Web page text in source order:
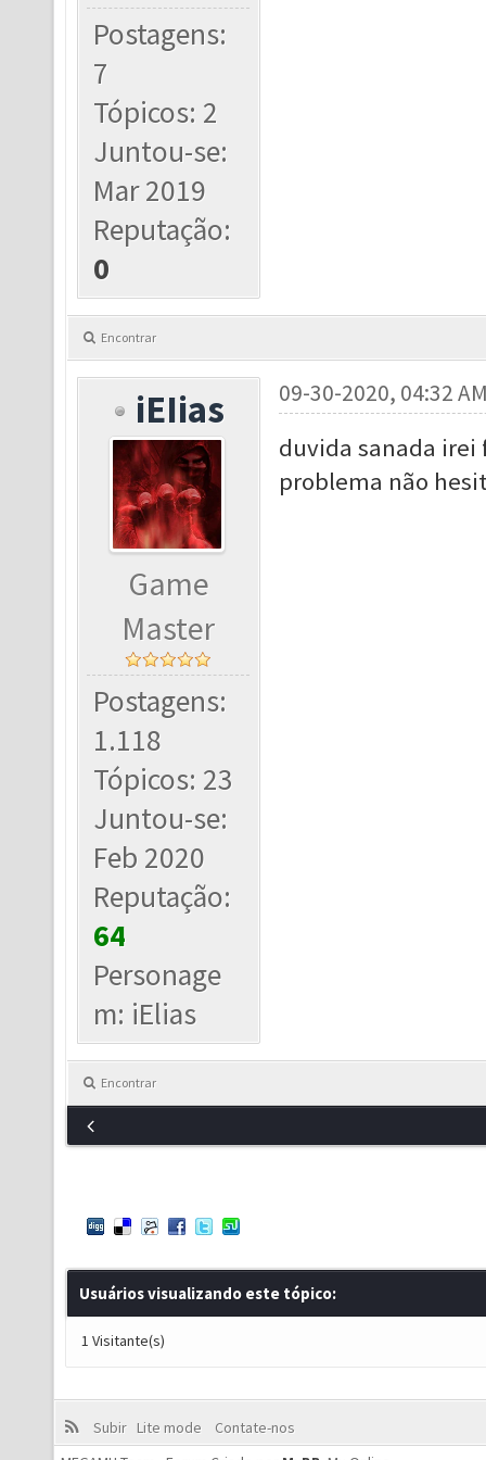
Postagens:
7
Tópicos: 2
Juntou-se:
Mar 2019
Reputação:
0
Encontrar
iEIias
Game
Master
Postagens:
1.118
Tópicos: 23
Juntou-se:
Feb 2020
Reputação:
64
Personage
m: iElias
09-30-2020, 04:32
duvida sanada irei
problema não
Encontrar
Usuários visualizando este tópico:
1 Visitante(s)
Subir Lite mode
Contate-nos